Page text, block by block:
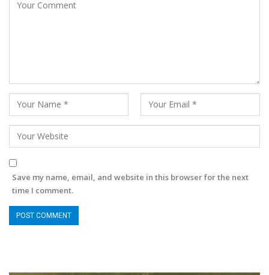
Save my name, email, and website in this browser for the next
time I comment.